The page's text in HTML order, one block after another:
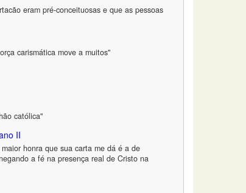
eram pré-conceituosas e que as pessoas
carismática move a muitos"
católica"
II
honra que sua carta me dá é a de
a fé na presença real de Cristo na